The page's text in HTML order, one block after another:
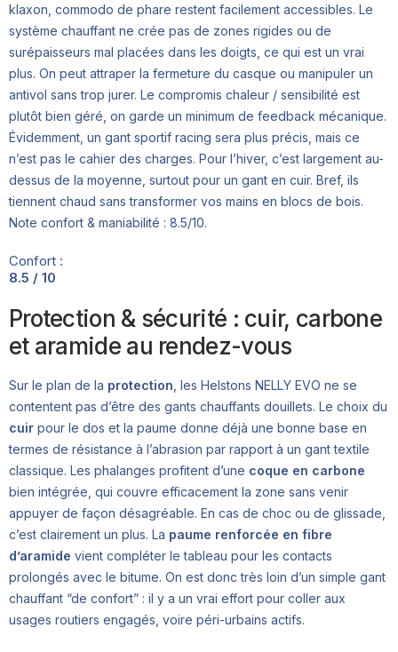
klaxon, commodo de phare restent facilement accessibles. Le
système chauffant ne crée pas de zones rigides ou de
surépaisseurs mal placées dans les doigts, ce qui est un vrai
plus. On peut attraper la fermeture du casque ou manipuler un
antivol sans trop jurer. Le compromis chaleur / sensibilité est
plutôt bien géré, on garde un minimum de feedback mécanique.
Évidemment, un gant sportif racing sera plus précis, mais ce
n’est pas le cahier des charges. Pour l’hiver, c’est largement au-
dessus de la moyenne, surtout pour un gant en cuir. Bref, ils
tiennent chaud sans transformer vos mains en blocs de bois.
Note confort & maniabilité : 8.5/10.
Confort :
8.5 / 10
Protection & sécurité : cuir, carbone
et aramide au rendez-vous
Sur le plan de la protection, les Helstons NELLY EVO ne se
contentent pas d’être des gants chauffants douillets. Le choix du
cuir pour le dos et la paume donne déjà une bonne base en
termes de résistance à l’abrasion par rapport à un gant textile
classique. Les phalanges profitent d’une coque en carbone
bien intégrée, qui couvre efficacement la zone sans venir
appuyer de façon désagréable. En cas de choc ou de glissade,
c’est clairement un plus. La paume renforcée en fibre
d’aramide vient compléter le tableau pour les contacts
prolongés avec le bitume. On est donc très loin d’un simple gant
chauffant “de confort” : il y a un vrai effort pour coller aux
usages routiers engagés, voire péri-urbains actifs.